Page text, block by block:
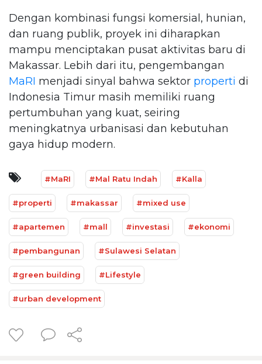
Dengan kombinasi fungsi komersial, hunian,
dan ruang publik, proyek ini diharapkan
mampu menciptakan pusat aktivitas baru di
Makassar. Lebih dari itu, pengembangan
MaRI menjadi sinyal bahwa sektor properti di
Indonesia Timur masih memiliki ruang
pertumbuhan yang kuat, seiring
meningkatnya urbanisasi dan kebutuhan
gaya hidup modern.
#MaRI #Mal Ratu Indah #Kalla
#properti #makassar #mixed use
#apartemen #mall #investasi #ekonomi
#pembangunan #Sulawesi Selatan
#green building #Lifestyle
#urban development